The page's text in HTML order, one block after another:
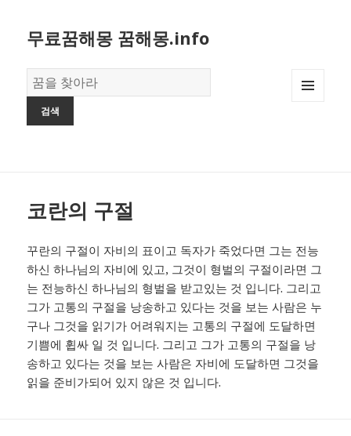
무료꿈해몽 꿈해몽.info
꿈
의
코란의 구절
꾸란의 구절이 자비의 표이고 독자가 죽었다면 그는 전능
하신 하나님의 자비에 있고, 그것이 형벌의 구절이라면 그
는 전능하신 하나님의 형벌을 받고있는 것 입니다. 그리고
그가 고통의 구절을 낭송하고 있다는 것을 보는 사람은 누
구나 그것을 읽기가 어려워지는 고통의 구절에 도달하면
기쁨에 휩싸 일 것 입니다. 그리고 그가 고통의 구절을 낭
송하고 있다는 것을 보는 사람은 자비에 도달하면 그것을
읽을 준비가되어 있지 않은 것 입니다.